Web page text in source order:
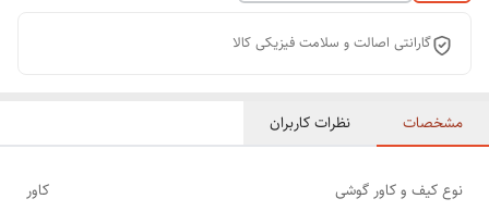
گارانتی اصالت و سلامت فیزیکی کالا
مشخصات نظرات کاربران
نوع کیف و کاور گوشی کاور